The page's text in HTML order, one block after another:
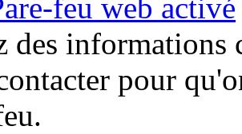
feu web activé
des informations
pour